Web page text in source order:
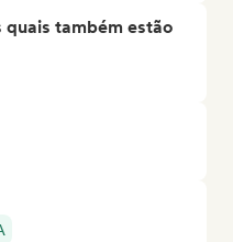
também estão